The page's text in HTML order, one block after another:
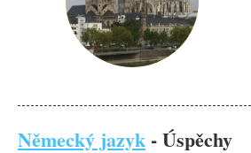
Německý jazyk - Úspěchy